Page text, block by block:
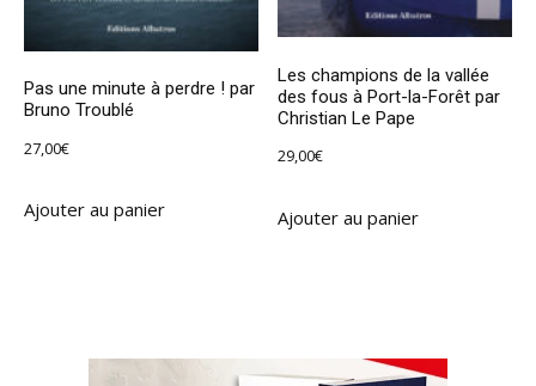
Pas une minute à perdre ! par
Bruno Troublé
27,00€
Ajouter au panier
Les champions de la vallée
des fous à Port-la-Forêt par
Christian Le Pape
29,00€
Ajouter au panier